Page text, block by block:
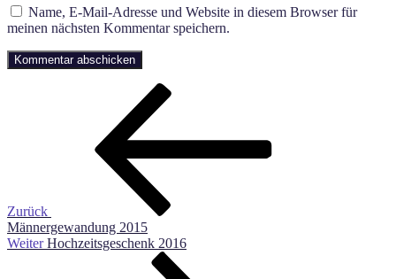
Name, E-Mail-Adresse und Website in diesem Browser für
meinen nächsten Kommentar speichern.
Beitragsnavigation
Zurück
Männergewandung 2015
Nächster
Weiter Hochzeitsgeschenk 2016